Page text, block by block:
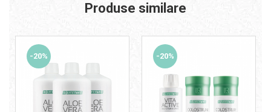
Produse similare
-20% -20%